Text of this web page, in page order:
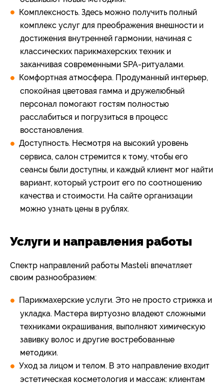
Комплексность. Здесь можно получить полный
комплекс услуг для преображения внешности и
достижения внутренней гармонии, начиная с
классических парикмахерских техник и
заканчивая современными SPA-ритуалами.
Комфортная атмосфера. Продуманный интерьер,
спокойная цветовая гамма и дружелюбный
персонал помогают гостям полностью
расслабиться и погрузиться в процесс
восстановления.
Доступность. Несмотря на высокий уровень
сервиса, салон стремится к тому, чтобы его
сеансы были доступны, и каждый клиент мог найти
вариант, который устроит его по соотношению
качества и стоимости. На сайте организации
можно узнать цены в рублях.
Услуги и направления работы
Спектр направлений работы Masteli впечатляет
своим разнообразием:
Парикмахерские услуги. Это не просто стрижка и
укладка. Мастера виртуозно владеют сложными
техниками окрашивания, выполняют химическую
завивку волос и другие востребованные
методики.
Уход за лицом и телом. В это направление входит
эстетическая косметология и массаж: клиентам